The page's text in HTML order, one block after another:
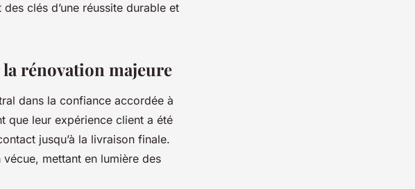
clés d’une réussite durable et
rénovation majeure
dans la confiance accordée à
que leur expérience client a été
jusqu’à la livraison finale.
mettant en lumière des